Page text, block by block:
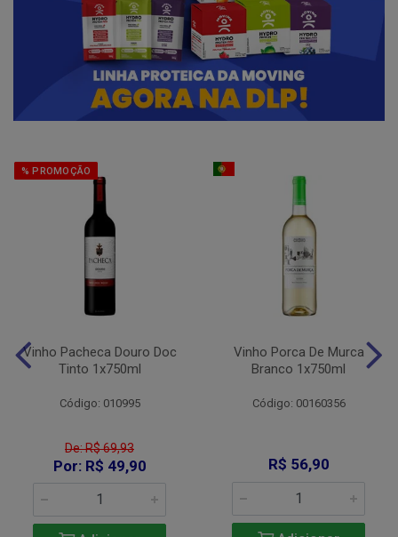
% PROMOÇÃO
Vinho Pacheca Douro Doc
Tinto 1x750ml
Código: 010995
De: R$ 69,93
Por: R$ 49,90
Vinho Porca De Murca
Branco 1x750ml
Código: 00160356
R$ 56,90